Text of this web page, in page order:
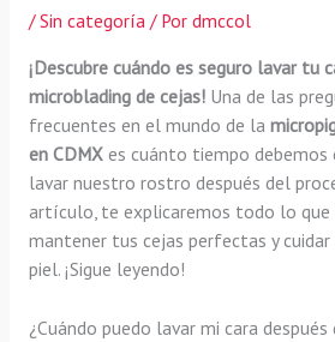
/Sin categoría/ Por dmccol
¡Descubre cuándo es seguro lavar tu
microblading de cejas!Una de las
frecuentes en el mundo de la
en CDMXes cuánto tiempo debemos
lavar nuestro rostro después del
artículo, te explicaremos todo lo que
mantener tus cejas perfectas y
piel. ¡Sigue leyendo!
¿Cuándo puedo lavar mi cara